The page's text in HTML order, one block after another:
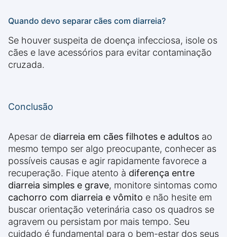
Quando devo separar cães com diarreia?
Se houver suspeita de doença infecciosa, isole os
cães e lave acessórios para evitar contaminação
cruzada.
Conclusão
Apesar de diarreia em cães filhotes e adultos ao
mesmo tempo ser algo preocupante, conhecer as
possíveis causas e agir rapidamente favorece a
recuperação. Fique atento à diferença entre
diarreia simples e grave, monitore sintomas como
cachorro com diarreia e vômito e não hesite em
buscar orientação veterinária caso os quadros se
agravem ou persistam por mais tempo. Seu
cuidado é fundamental para o bem-estar dos seus